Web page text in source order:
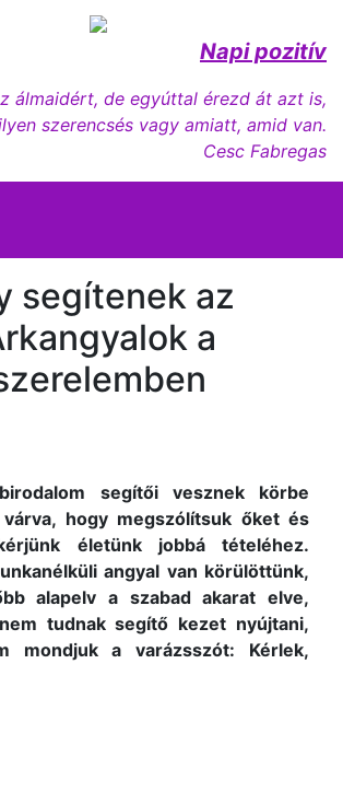
Napi pozitív
álmaidért, de egyúttal érezd át azt is,
szerencsés vagy amiatt, amid van.
Cesc Fabregas
segítenek az
a
segítői vesznek körbe
hogy megszólítsuk őket és
életünk jobbá tételéhez.
angyal van körülöttünk,
alapelv a szabad akarat elve,
tudnak segítő kezet nyújtani,
mondjuk a varázsszót: Kérlek,